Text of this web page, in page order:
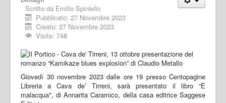
Scritto da Emilio Spiniello
Pubblicato: 27 Novembre 2023
Creato: 27 Novembre 2023
Visite: 748
Giovedì 30 novembre 2023 dalle ore 19 presso Centopagine
Libreria a Cava de’ Tirreni, sarà presentato il libro “È
malacqua", di Annarita Caramico, della casa editrice Saggese